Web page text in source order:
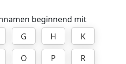
beginnend mit
G H
K
O P
R